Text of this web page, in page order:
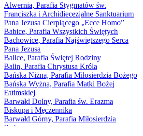
1968
1969
1970
1971
1972
1973
1974
1975
1976
1977
1978
1979
1980
1981
Alwernia, Parafia Stygmatów św.
Franciszka i Archidiecezjalne Sanktuarium
Pana Jezusa Cierpiącego „Ecce Homo”
Babice, Parafia Wszystkich Świętych
Bachowice, Parafia Najświętszego Serca
Pana Jezusa
Balice, Parafia Świętej Rodziny
Balin, Parafia Chrystusa Króla
Bańska Niżna, Parafia Miłosierdzia Bożego
Bańska Wyżna, Parafia Matki Bożej
Fatimskiej
Barwałd Dolny, Parafia św. Erazma
Biskupa i Męczennika
Barwałd Górny, Parafia Miłosierdzia
Bożego